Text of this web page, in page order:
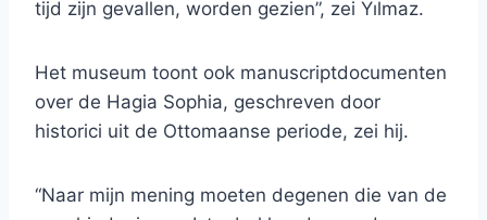
tijd zijn gevallen, worden gezien”, zei Yılmaz.
Het museum toont ook manuscriptdocumenten
over de Hagia Sophia, geschreven door
historici uit de Ottomaanse periode, zei hij.
“Naar mijn mening moeten degenen die van de